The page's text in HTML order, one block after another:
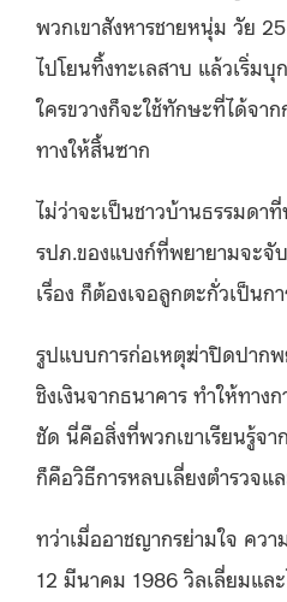
พวกเขาสังหารชายหนุ่ม วัย
ไปโยนทิ้งทะเลสาบ แล้วเริ่ม
ใครขวางก็จะใช้ทักษะที่ได้จา
ทางให้สิ้นซาก
ไม่ว่าจะเป็นชาวบ้านธรรมดา
รปภ.ของแบงก์ที่พยายามจะจั
เรื่อง ก็ต้องเจอลูกตะกั่วเป็นก
รูปแบบการก่อเหตุฆ่าปิดปาก
ชิงเงินจากธนาคาร ทำให้ทาง
ชัด นี่คือสิ่งที่พวกเขาเรียนรู้จ
ก็คือวิธีการหลบเลี่ยงตำรวจแ
ทว่าเมื่ออาชญากรย่ามใจ คว
12 มีนาคม 1986 วิลเลี่ยมแล